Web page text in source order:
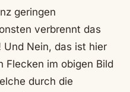
geringen
verbrennt das
Nein, das ist hier
Flecken im obigen Bild
durch die